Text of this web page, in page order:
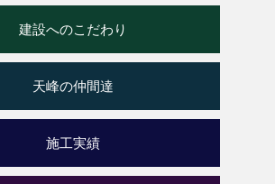
建設へのこだわり
天峰の仲間達
施工実績